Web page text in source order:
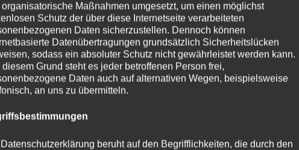
organisatorische Maßnahmen umgesetzt, um einen möglichst
Schutz der über diese Internetseite verarbeiteten
Daten sicherzustellen. Dennoch können
Datenübertragungen grundsätzlich Sicherheitslücken
sodass ein absoluter Schutz nicht gewährleistet werden kann.
diesem Grund steht es jeder betroffenen Person frei,
Daten auch auf alternativen Wegen, beispielsweise
an uns zu übermitteln.
Datenschutzerklärung beruht auf den Begrifflichkeiten, die durch den